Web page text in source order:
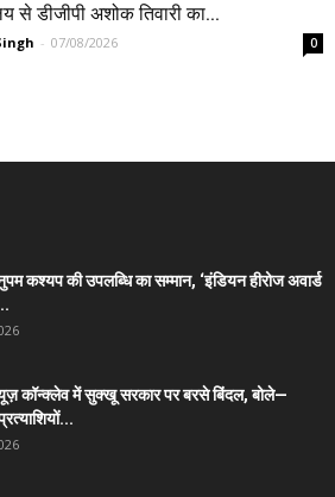
से डीजीपी अशोक तिवारी का...
- 07/08/2026 0
कश्यप की उपलब्धि का सम्मान, ‘इंडियन हीरोज अवार्ड
कॉन्क्लेव में सुक्खू सरकार पर बरसे बिंदल, बोले—